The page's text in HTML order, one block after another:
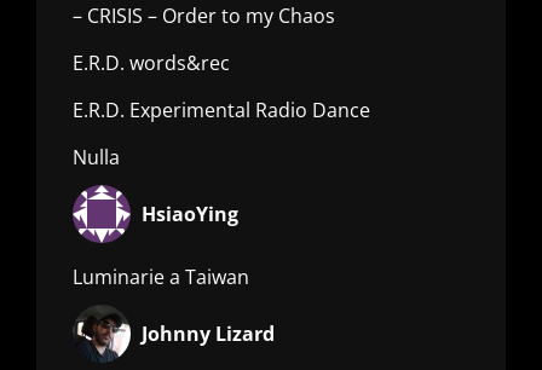
– CRISIS – Order to my Chaos
E.R.D. words&rec
E.R.D. Experimental Radio Dance
Nulla
HsiaoYing
Luminarie a Taiwan
Johnny Lizard